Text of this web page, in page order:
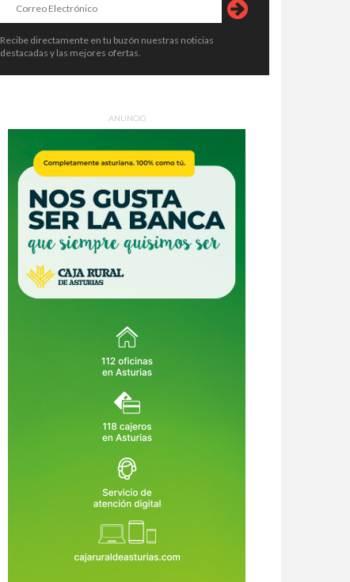
Recibe directamente en tu buzón nuestras noticias
destacadas y las mejores ofertas.
ANUNCIO